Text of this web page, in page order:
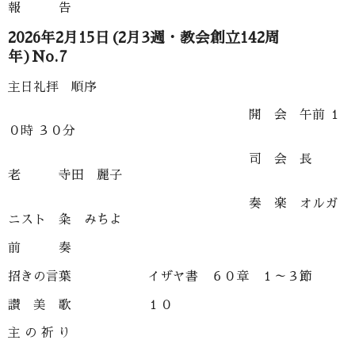
報 告
2026年2月15日(2月3週・教会創立142周
年)No.7
主日礼拝 順序
開 会 午前 １
０時 ３０分
司 会 長
老 寺田 麗子
奏 楽 オルガ
ニスト 粂 みちよ
前 奏
招きの言葉 イザヤ書 ６０章 １～３節
讃 美 歌 １０
主 の 祈 り